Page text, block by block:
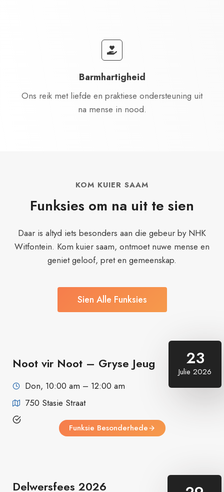
Barmhartigheid
Ons reik met liefde en praktiese ondersteuning uit
na mense in nood.
KOM KUIER SAAM
Funksies om na uit te sien
Daar is altyd iets besonders aan die gebeur by NHK
Witfontein. Kom kuier saam, ontmoet nuwe mense en
geniet geloof, pret en gemeenskap.
Sien Alle Funksies
23
Julie 2026
Noot vir Noot – Gryse Jeug
Don, 10:00 am – 12:00 am
750 Stasie Straat
Funksie Besonderhede
Delwersfees 2026